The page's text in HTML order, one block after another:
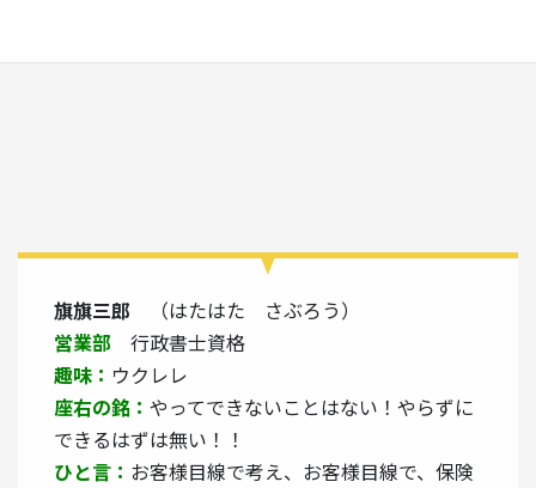
旗旗三郎 （はたはた さぶろう）
営業部
行政書士資格
趣味： ウクレレ
座右の銘： やってできないことはない！やらずに
できるはずは無い！！
ひと言： お客様目線で考え、お客様目線で、保険